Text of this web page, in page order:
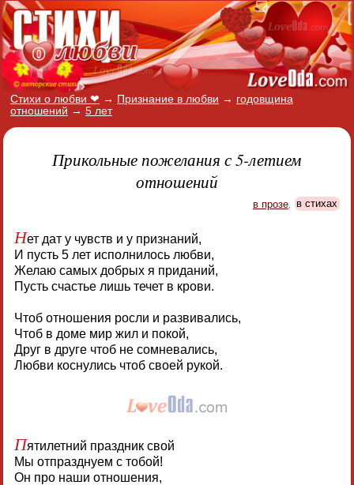
Стихи о любви ❤ → Признание в любви → годовщина
отношений → 5 лет
Прикольные пожелания с 5-летием
отношений
в прозе, в стихах
Нет дат у чувств и у признаний,
И пусть 5 лет исполнилось любви,
Желаю самых добрых я приданий,
Пусть счастье лишь течет в крови.
Чтоб отношения росли и развивались,
Чтоб в доме мир жил и покой,
Друг в друге чтоб не сомневались,
Любви коснулись чтоб своей рукой.
Пятилетний праздник свой
Мы отпразднуем с тобой!
Он про наши отношения,